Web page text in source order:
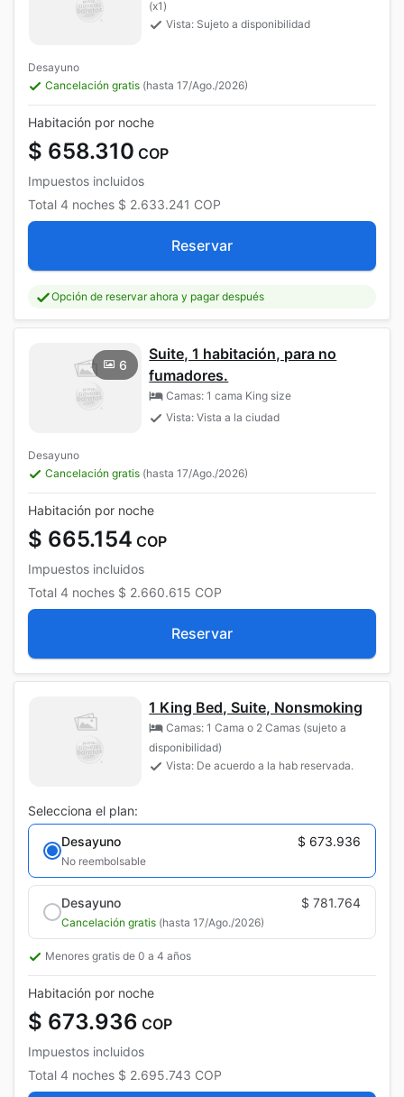
(x1)
Vista: Sujeto a disponibilidad
Desayuno
Cancelación gratis (hasta 17/Ago./2026)
Habitación por noche
$ 658.310 COP
Impuestos incluidos
Total 4 noches $ 2.633.241 COP
Reservar
Opción de reservar ahora y pagar después
6
Suite, 1 habitación, para no
fumadores.
Camas: 1 cama King size
Vista: Vista a la ciudad
Desayuno
Cancelación gratis (hasta 17/Ago./2026)
Habitación por noche
$ 665.154 COP
Impuestos incluidos
Total 4 noches $ 2.660.615 COP
Reservar
1 King Bed, Suite, Nonsmoking
Camas: 1 Cama o 2 Camas (sujeto a
disponibilidad)
Vista: De acuerdo a la hab reservada.
Selecciona el plan:
Desayuno
$ 673.936
No reembolsable
Desayuno $ 781.764
Cancelación gratis (hasta 17/Ago./2026)
Menores gratis de 0 a 4 años
Habitación por noche
$ 673.936 COP
Impuestos incluidos
Total 4 noches $ 2.695.743 COP